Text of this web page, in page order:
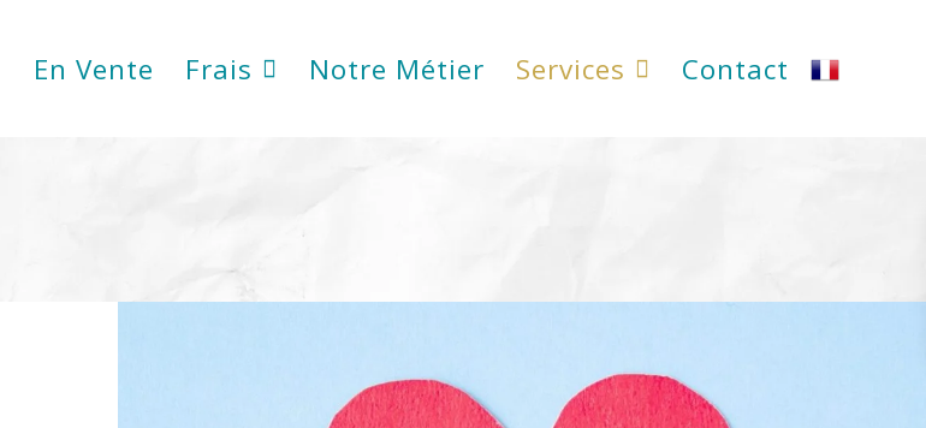
En Vente Frais Notre Métier Services Contact